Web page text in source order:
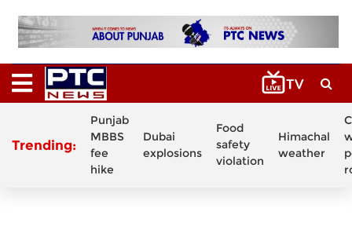
Trending:
Punjab
MBBS
fee
hike
Dubai
explosions
Food
safety
violation
Himachal
weather